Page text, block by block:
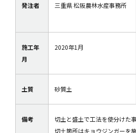
発注者 三重県 松阪農林水産事務所
施工年
月
2020年1月
土質 砂質土
備考
切土と盛土で工法を使分けた事
切土箇所はキョウジンガーを